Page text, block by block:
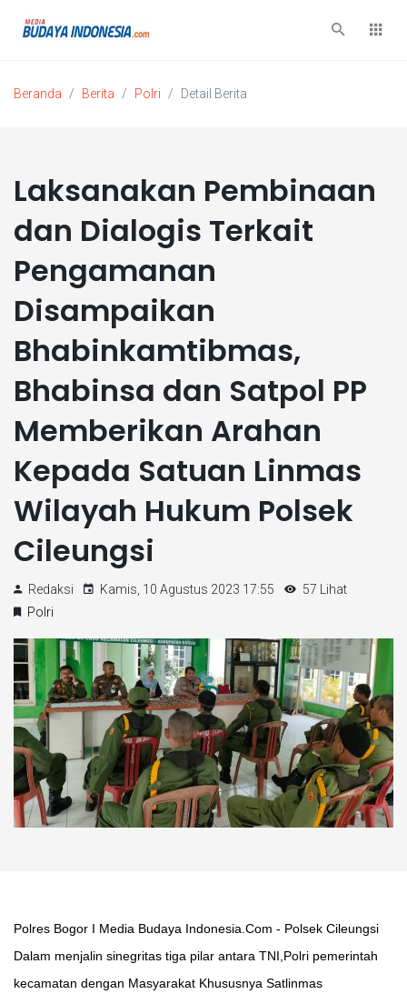
Beranda Berita Polri Detail Berita
Laksanakan Pembinaan
dan Dialogis Terkait
Pengamanan
Disampaikan
Bhabinkamtibmas,
Bhabinsa dan Satpol PP
Memberikan Arahan
Kepada Satuan Linmas
Wilayah Hukum Polsek
Cileungsi
Redaksi Kamis, 10 Agustus 2023 17:55
57 Lihat
Polri
Polres Bogor I Media Budaya Indonesia.Com - Polsek Cileungsi
Dalam menjalin sinegritas tiga pilar antara TNI,Polri pemerintah
kecamatan dengan Masyarakat Khususnya Satlinmas